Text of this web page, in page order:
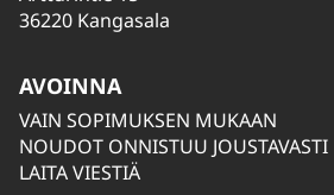
36220 Kangasala
AVOINNA
VAIN SOPIMUKSEN MUKAAN
NOUDOT ONNISTUU JOUSTAVASTI
LAITA VIESTIÄ